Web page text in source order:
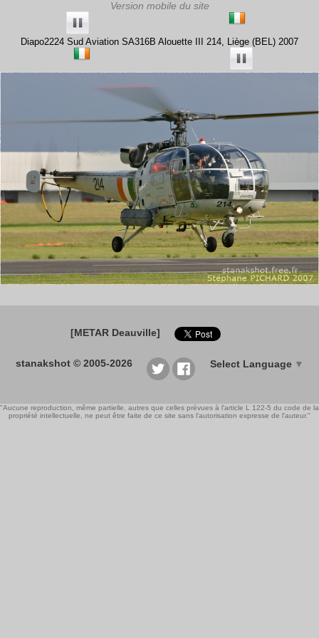
Diapo2224 Sud Aviation SA316B Alouette III 214, Liège (BEL) 2007
[METAR Deauville]
stanakshot © 2005-2026 Select Language ▼
"Aucune reproduction, même partielle, autres que celles prévues à l'article L 122-5 du code de la
propriété intellectuelle, ne peut être faite de ce site sans l'autorisation expresse de l'auteur."